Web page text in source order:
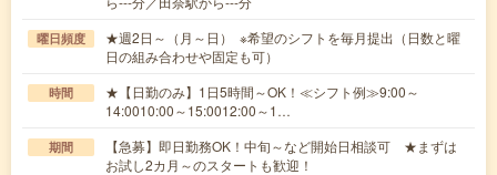
曜日頻度
★週2日～（月～日） ※希望のシフトを毎月提出（日数と曜
日の組み合わせや固定も可）
時間
★【日勤のみ】1日5時間～OK！≪シフト例≫9:00～
14:0010:00～15:0012:00～1…
期間
【急募】即日勤務OK！中旬～など開始日相談可 ★まずは
お試し2カ月～のスタートも歓迎！